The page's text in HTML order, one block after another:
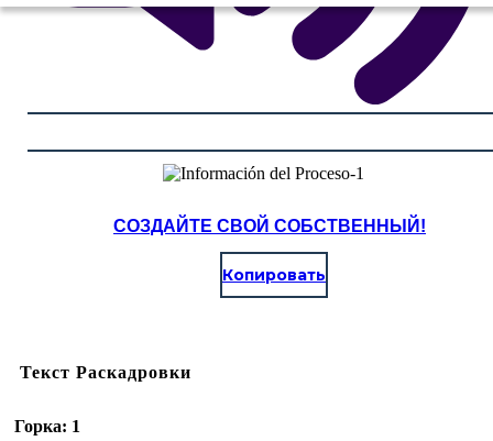
СОЗДАЙТЕ СВОЙ СОБСТВЕННЫЙ!
Копировать
Текст Раскадровки
Горка: 1